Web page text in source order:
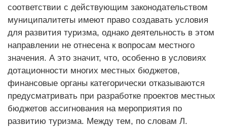
соответствии с действующим законодательством
муниципалитеты имеют право создавать условия
для развития туризма, однако деятельность в этом
направлении не отнесена к вопросам местного
значения. А это значит, что, особенно в условиях
дотационности многих местных бюджетов,
финансовые органы категорически отказываются
предусматривать при разработке проектов местных
бюджетов ассигнования на мероприятия по
развитию туризма. Между тем, по словам Л.